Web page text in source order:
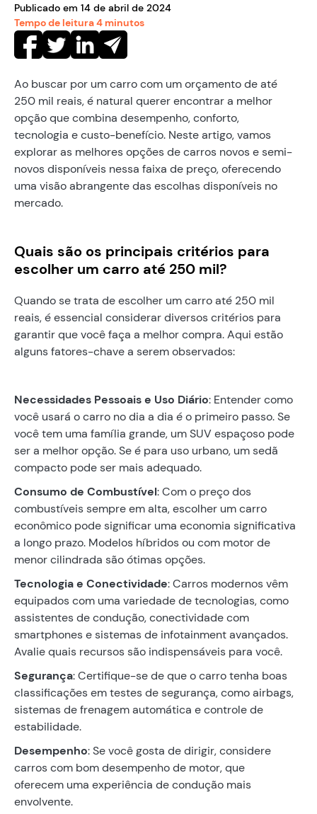
Publicado em 14 de abril de 2024
Tempo de leitura4 minutos
Ao buscar por um carro com um orçamento de até
250 mil reais, é natural querer encontrar a melhor
opção que combina desempenho, conforto,
tecnologia e custo-benefício. Neste artigo, vamos
explorar as melhores opções de carros novos e semi-
novos disponíveis nessa faixa de preço, oferecendo
uma visão abrangente das escolhas disponíveis no
mercado.
Quais são os principais critérios para
escolher um carro até 250 mil?
Quando se trata de escolher um carro até 250 mil
reais, é essencial considerar diversos critérios para
garantir que você faça a melhor compra. Aqui estão
alguns fatores-chave a serem observados:
Necessidades Pessoais e Uso Diário: Entender como
você usará o carro no dia a dia é o primeiro passo. Se
você tem uma família grande, um SUV espaçoso pode
ser a melhor opção. Se é para uso urbano, um sedã
compacto pode ser mais adequado.
Consumo de Combustível: Com o preço dos
combustíveis sempre em alta, escolher um carro
econômico pode significar uma economia significativa
a longo prazo. Modelos híbridos ou com motor de
menor cilindrada são ótimas opções.
Tecnologia e Conectividade: Carros modernos vêm
equipados com uma variedade de tecnologias, como
assistentes de condução, conectividade com
smartphones e sistemas de infotainment avançados.
Avalie quais recursos são indispensáveis para você.
Segurança: Certifique-se de que o carro tenha boas
classificações em testes de segurança, como airbags,
sistemas de frenagem automática e controle de
estabilidade.
Desempenho: Se você gosta de dirigir, considere
carros com bom desempenho de motor, que
oferecem uma experiência de condução mais
envolvente.